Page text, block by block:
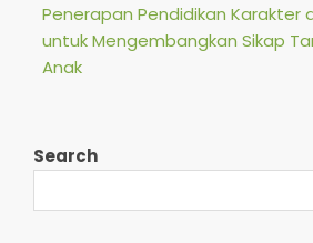
Penerapan Pendidikan Karakter
untuk Mengembangkan Sikap
Anak
Search